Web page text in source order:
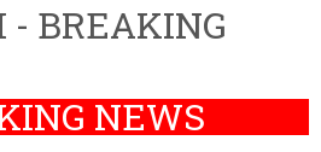
- BREAKING
NEWS